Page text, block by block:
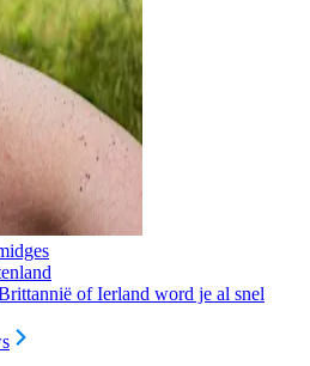
of Ierland word je al snel